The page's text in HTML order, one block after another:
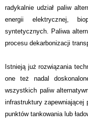
radykalnie udział paliw
energii elektrycznej,
syntetycznych. Paliwa
procesu dekarbonizacji
Istnieją już rozwiązania
one też nadal
wszystkich paliw
infrastruktury
punktów tankowania lub